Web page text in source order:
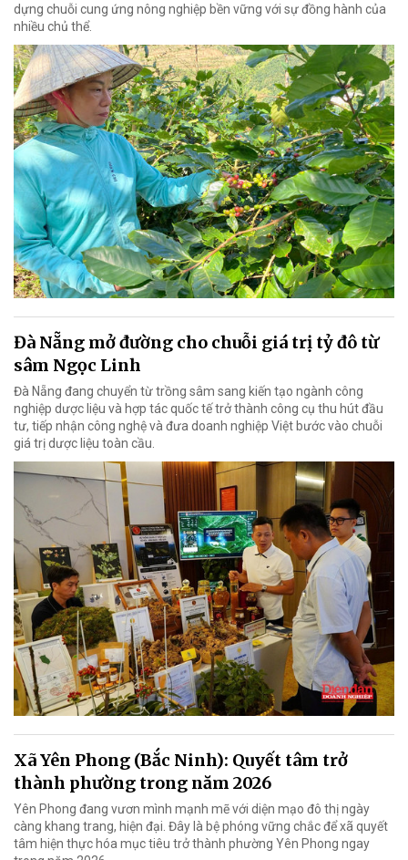
dựng chuỗi cung ứng nông nghiệp bền vững với sự đồng hành của
nhiều chủ thể.
Đà Nẵng mở đường cho chuỗi giá trị tỷ đô từ
sâm Ngọc Linh
Đà Nẵng đang chuyển từ trồng sâm sang kiến tạo ngành công
nghiệp dược liệu và hợp tác quốc tế trở thành công cụ thu hút đầu
tư, tiếp nhận công nghệ và đưa doanh nghiệp Việt bước vào chuỗi
giá trị dược liệu toàn cầu.
Xã Yên Phong (Bắc Ninh): Quyết tâm trở
thành phường trong năm 2026
Yên Phong đang vươn mình mạnh mẽ với diện mạo đô thị ngày
càng khang trang, hiện đại. Đây là bệ phóng vững chắc để xã quyết
tâm hiện thực hóa mục tiêu trở thành phường Yên Phong ngay